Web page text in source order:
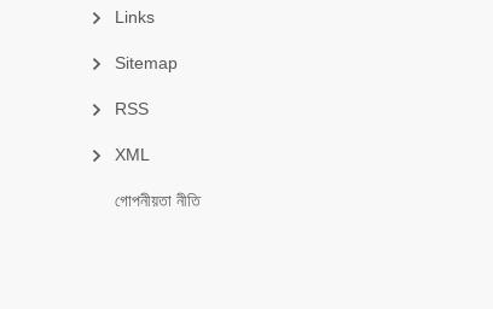
Links
Sitemap
RSS
XML
গোপনীয়তা নীতি